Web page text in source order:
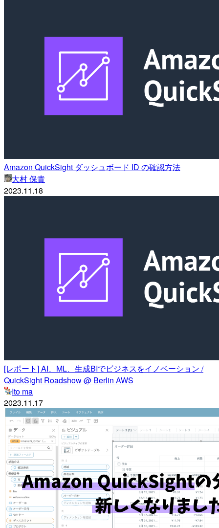
Amazon QuickSight ダッシュボード ID の確認方法
大村 保貴
2023.11.18
[レポート] AI、ML、生成BIでビジネスをイノベーション /
QuickSight Roadshow @ Berlin AWS
Ito ma
2023.11.17